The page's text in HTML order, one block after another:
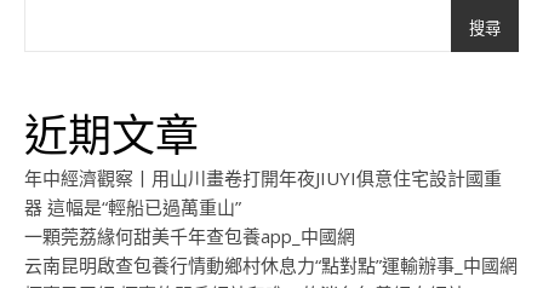
搜尋
近期文章
年中經濟觀察丨用山川畫卷打開年夜JIUYI俱意住宅設計國重
器 這幅是“輕船已過萬重山”
一顆莞荔緣何甜美千年查包養app_中國網
云南昆明啟查包養行情動鄉村休息力“點對點”運輸辦事_中國網